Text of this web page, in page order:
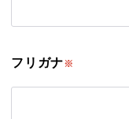
フリガナ※